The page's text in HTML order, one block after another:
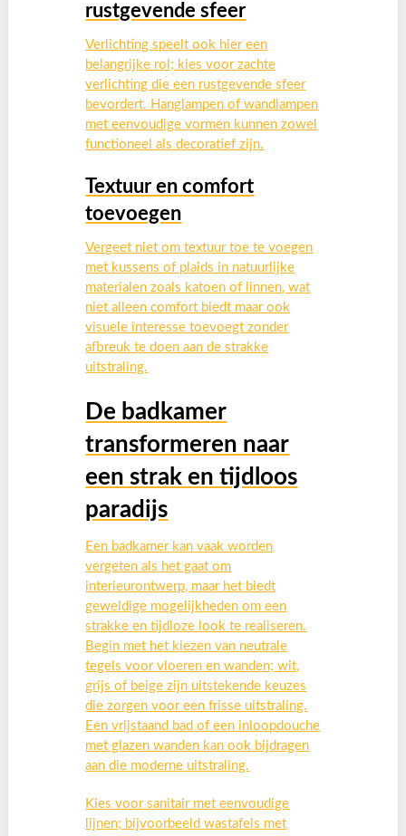
rustgevende sfeer
Verlichting speelt ook hier een
belangrijke rol; kies voor zachte
verlichting die een rustgevende sfeer
bevordert. Hanglampen of wandlampen
met eenvoudige vormen kunnen zowel
functioneel als decoratief zijn.
Textuur en comfort
toevoegen
Vergeet niet om textuur toe te voegen
met kussens of plaids in natuurlijke
materialen zoals katoen of linnen, wat
niet alleen comfort biedt maar ook
visuele interesse toevoegt zonder
afbreuk te doen aan de strakke
uitstraling.
De badkamer
transformeren naar
een strak en tijdloos
paradijs
Een badkamer kan vaak worden
vergeten als het gaat om
interieurontwerp, maar het biedt
geweldige mogelijkheden om een
strakke en tijdloze look te realiseren.
Begin met het kiezen van neutrale
tegels voor vloeren en wanden; wit,
grijs of beige zijn uitstekende keuzes
die zorgen voor een frisse uitstraling.
Een vrijstaand bad of een inloopdouche
met glazen wanden kan ook bijdragen
aan die moderne uitstraling.
Kies voor sanitair met eenvoudige
lijnen; bijvoorbeeld wastafels met